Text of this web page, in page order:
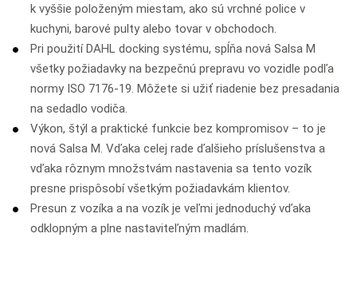
k vyššie položeným miestam, ako sú vrchné police v
kuchyni, barové pulty alebo tovar v obchodoch.
Pri použití DAHL docking systému, spĺňa nová Salsa M
všetky požiadavky na bezpečnú prepravu vo vozidle podľa
normy ISO 7176-19. Môžete si užiť riadenie bez presadania
na sedadlo vodiča.
Výkon, štýl a praktické funkcie bez kompromisov – to je
nová Salsa M. Vďaka celej rade ďalšieho príslušenstva a
vďaka rôznym množstvám nastavenia sa tento vozík
presne prispôsobí všetkým požiadavkám klientov.
Presun z vozíka a na vozík je veľmi jednoduchý vďaka
odklopným a plne nastaviteľným madlám.